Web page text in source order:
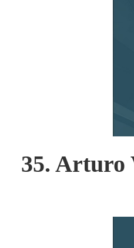
35. Arturo